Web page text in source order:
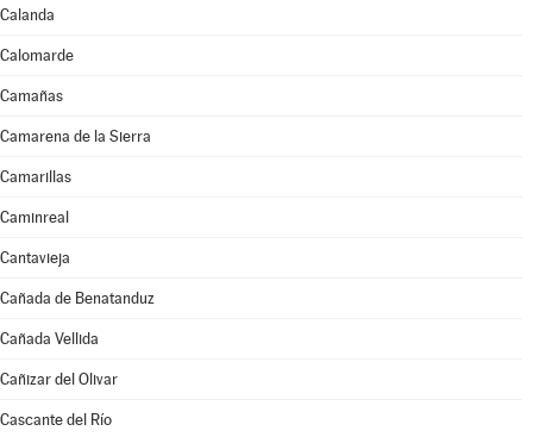
Calanda
Calomarde
Camañas
Camarena de la Sierra
Camarillas
Caminreal
Cantavieja
Cañada de Benatanduz
Cañada Vellida
Cañizar del Olivar
Cascante del Río